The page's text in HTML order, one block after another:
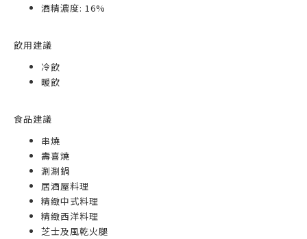
酒精濃度: 16%
飲用建議
冷飲
暖飲
食品建議
串燒
壽喜燒
涮涮鍋
居酒屋料理
精緻中式料理
精緻西洋料理
芝士及風乾火腿